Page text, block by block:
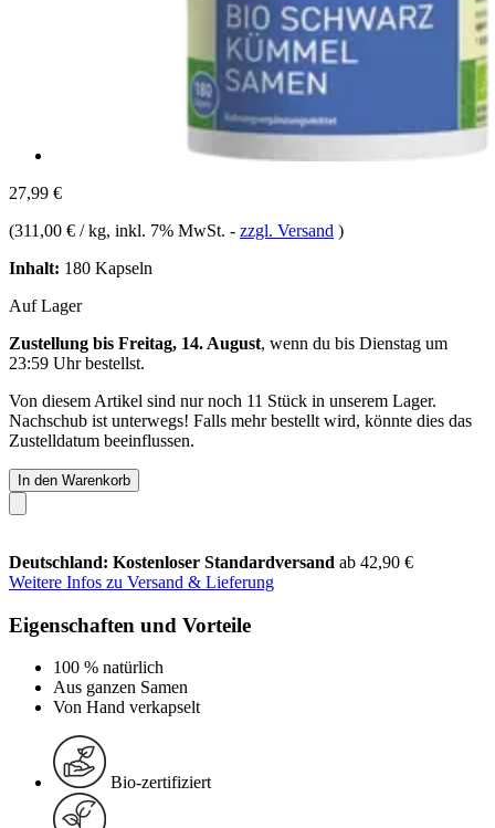
27,99 €
(311,00 € / kg, inkl. 7% MwSt. - zzgl. Versand )
Inhalt: 180 Kapseln
Auf Lager
Zustellung bis Freitag, 14. August, wenn du bis Dienstag um
23:59 Uhrbestellst.
Von diesem Artikel sind nur noch 11 Stück in unserem Lager.
Nachschub ist unterwegs! Falls mehr bestellt wird, könnte dies das
Zustelldatum beeinflussen.
In den Warenkorb
Deutschland: Kostenloser Standardversand ab 42,90 €
Weitere Infos zu Versand & Lieferung
Eigenschaften und Vorteile
100 % natürlich
Aus ganzen Samen
Von Hand verkapselt
Bio-zertifiziert